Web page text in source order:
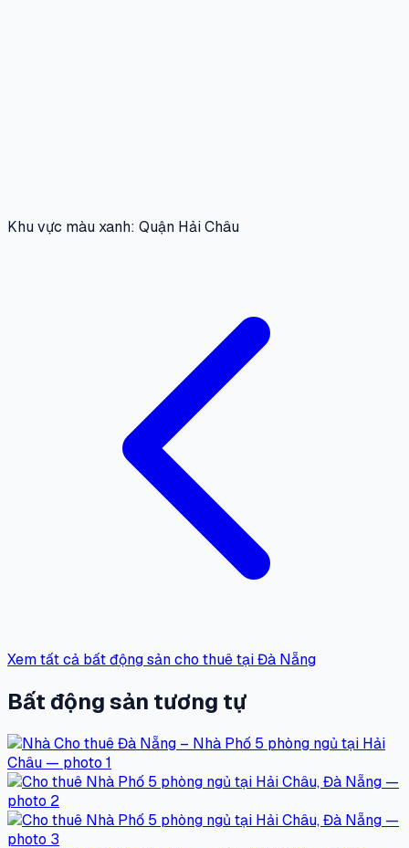
Khu vực màu xanh: Quận Hải Châu
Xem tất cả bất động sản cho thuê tại Đà Nẵng
Bất động sản tương tự